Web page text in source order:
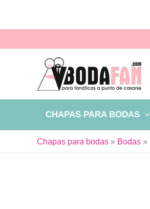
CHAPAS PARA BODAS
Chapas para bodas » Bodas »